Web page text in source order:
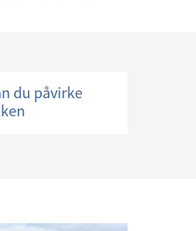
du påvirke